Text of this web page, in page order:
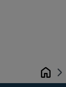
Home